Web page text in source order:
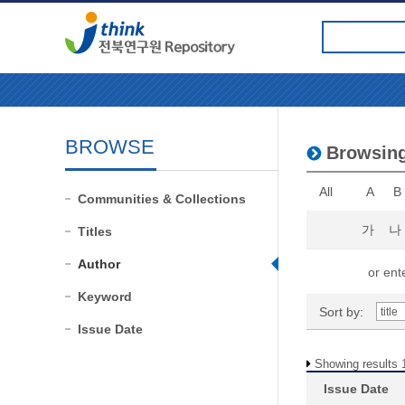
BROWSE
Communities & Collections
Titles
Author
Keyword
Issue Date
All A B
가 나
or
Sort by:
Showing results
Issue Date